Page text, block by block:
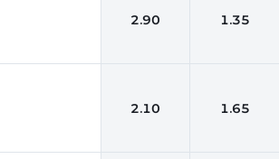
2.90 1.35
2.10 1.65